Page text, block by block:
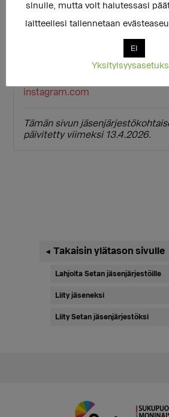
lahdenseta.fi
instagram.com
Tämän sivun
päivitetty viimeksi 13.4.2026.
Ensisijainen
sivupalkki
◄ Takaisin ylätason sivulle
Lahjoita Setan jäsenjärjestöille
Liity jäseneksi
Liity Setan jäsenjärjestöksi
sinulle, mutta voit halutessasi
laitteellesi tallennetaan
EI